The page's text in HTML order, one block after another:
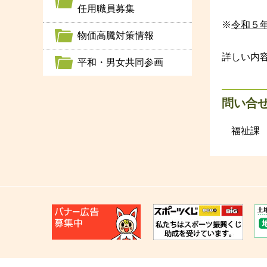
※令和５
詳しい内
問い合
福祉課
任用職員募集
物価高騰対策情報
平和・男女共同参画